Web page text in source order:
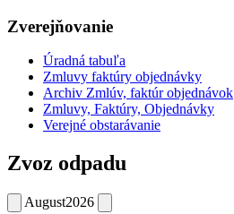
Zverejňovanie
Úradná tabuľa
Zmluvy faktúry objednávky
Archiv Zmlúv, faktúr objednávok
Zmluvy, Faktúry, Objednávky
Verejné obstarávanie
Zvoz odpadu
August2026